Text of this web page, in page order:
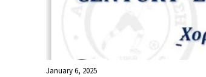
January 6, 2025